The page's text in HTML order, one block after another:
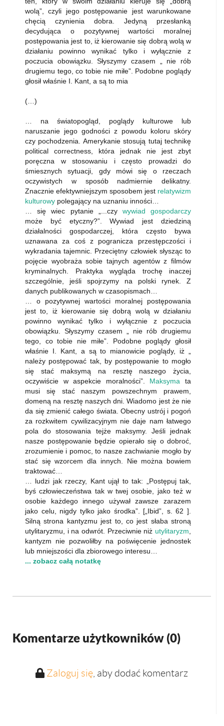
wolą”, czyli jego postępowanie jest warunkowane
chęcią czynienia dobra. Jedyną przesłanką
decydująca o pozytywnej wartości moralnej
postępowania jest to, iż kierowanie się dobrą wolą w
działaniu powinno wynikać tylko i wyłącznie z
poczucia obowiązku. Słyszymy czasem „ nie rób
drugiemu tego, co tobie nie miłe”. Podobne poglądy
głosił właśnie I. Kant, a są to mia
(…)
… na światopogląd, poglądy kulturowe lub
naruszanie jego godności z powodu koloru skóry
czy pochodzenia. Amerykanie stosują tutaj technikę
political correctness, która jednak nie jest zbyt
poręczna w stosowaniu i często prowadzi do
śmiesznych sytuacji, gdy mówi się o rzeczach
oczywistych w sposób nadmiernie delikatny.
Znacznie efektywniejszym sposobem jest relatywizm
kulturowy polegający na uznaniu inności…
… się wiec pytanie „...czy wywiad gospodarczy
może być etyczny?”. Wywiad jest dziedziną
działalności gospodarczej, która często bywa
uznawana za coś z pogranicza przestępczości i
wykradania tajemnic. Przeciętny człowiek słysząc to
pojęcie wyobraża sobie tajnych agentów z filmów
kryminalnych. Praktyka wygląda trochę inaczej
szczególnie, jeśli spojrzymy na polski rynek. Z
danych publikowanych w czasopismach…
… o pozytywnej wartości moralnej postępowania
jest to, iż kierowanie się dobrą wolą w działaniu
powinno wynikać tylko i wyłącznie z poczucia
obowiązku. Słyszymy czasem „ nie rób drugiemu
tego, co tobie nie miłe”. Podobne poglądy głosił
właśnie I. Kant, a są to mianowicie poglądy, iż „
należy postępować tak, by postępowanie to mogło
się stać maksymą na resztę naszego życia,
oczywiście w aspekcie moralności”. Maksyma ta
musi się stać naszym powszechnym prawem,
domeną na resztę naszych dni. Wiadomo jest że nie
da się zmienić całego świata. Obecny ustrój i pogoń
za rozkwitem cywilizacyjnym nie daje nam łatwego
pola do stosowania tejże maksymy. Jeśli jednak
nasze postępowanie będzie opierało się o dobroć,
zrozumienie i pomoc, to nasze zachwianie mogło by
stać się wzorcem dla innych. Nie można bowiem
traktować…
… ludzi jak rzeczy, Kant ujął to tak: „Postępuj tak,
byś człowieczeństwa tak w twej osobie, jako też w
osobie każdego innego używał zawsze zarazem
jako celu, nigdy tylko jako środka”. [„Ibid”, s. 62 ].
Silną strona kantyzmu jest to, co jest słaba stroną
utylitaryzmu, i na odwrót. Przeciwnie niż utylitaryzm
kantyzm nie pozwoliłby na poświęcenie jednostek
lub mniejszości dla zbiorowego interesu…
... zobacz całą notatkę
Komentarze użytkowników (0)
Zaloguj się, aby dodać komentarz